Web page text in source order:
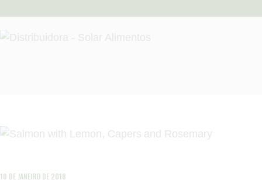
10 DE JANEIRO DE 2018